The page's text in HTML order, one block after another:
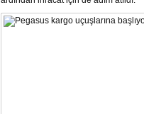
Karayolundaki engellerin aşılmasıyla
ihracatın hızlanacağını vurgulayan